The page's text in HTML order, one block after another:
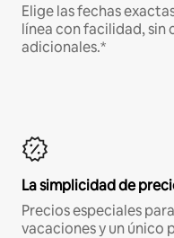
Elige las fechas
línea con facilidad,
adicionales.*
La simplicidad de
Precios especiales
vacaciones y un único